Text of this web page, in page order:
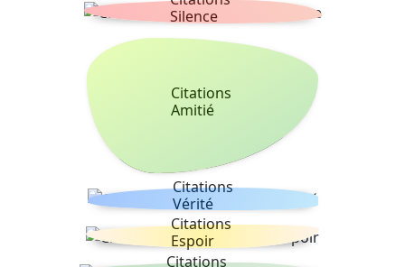
Silence
Citations
Amitié
Citations
Vérité
Citations
Espoir
Citations